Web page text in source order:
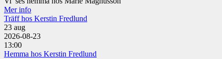
Mer info
Träff hos Kerstin Fredlund
23 aug
2026-08-23
13:00
Hemma hos Kerstin Fredlund